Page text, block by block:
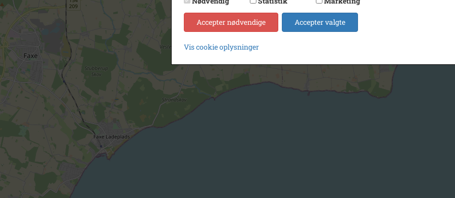
Accepter nødvendige Accepter valgte
Vis cookie oplysninger